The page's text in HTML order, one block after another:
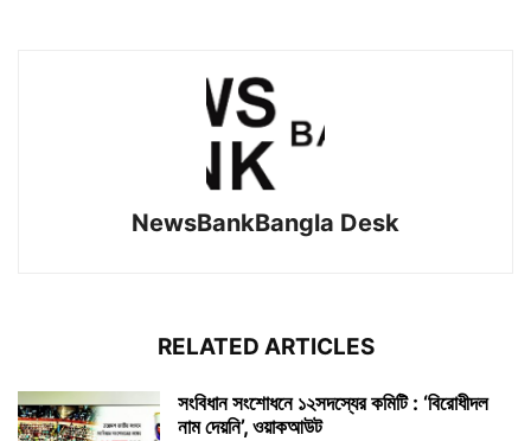
NewsBankBangla Desk
RELATED ARTICLES
সংবিধান সংশোধনে ১২সদস্যের কমিটি : ‘বিরোধীদল
নাম দেয়নি’, ওয়াকআউট